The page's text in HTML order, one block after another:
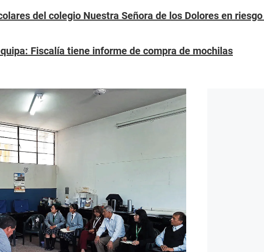
del colegio Nuestra Señora de los Dolores en
Fiscalía tiene informe de compra de mochilas